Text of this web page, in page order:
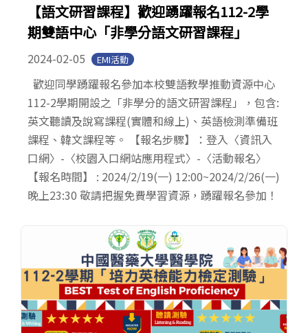
【語文研習課程】歡迎踴躍報名112-2學
期雙語中心「非學分語文研習課程」
2024-02-05 EMI活動
歡迎同學踴躍報名參加本校雙語教學推動資源中心
112-2學期開設之「非學分的語文研習課程」，包含:
英文聽讀及說寫課程(實體和線上)、英語檢測準備班
課程、韓文課程等。 【報名步驟】：登入〈資訊入
口網〉-〈校園入口網站應用程式〉-〈活動報名〉
【報名時間】 : 2024/2/19(一) 12:00~2024/2/26(一)
晚上23:30 敬請把握免費學習資源，踴躍報名參加！